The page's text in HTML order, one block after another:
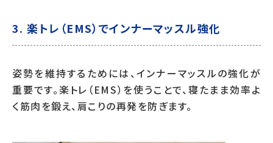
3.楽トレ（EMS）でインナーマッスル強化
姿勢を維持するためには、インナーマッスルの強化が
重要です。楽トレ（EMS）を使うことで、寝たまま効率よ
く筋肉を鍛え、肩こりの再発を防ぎます。